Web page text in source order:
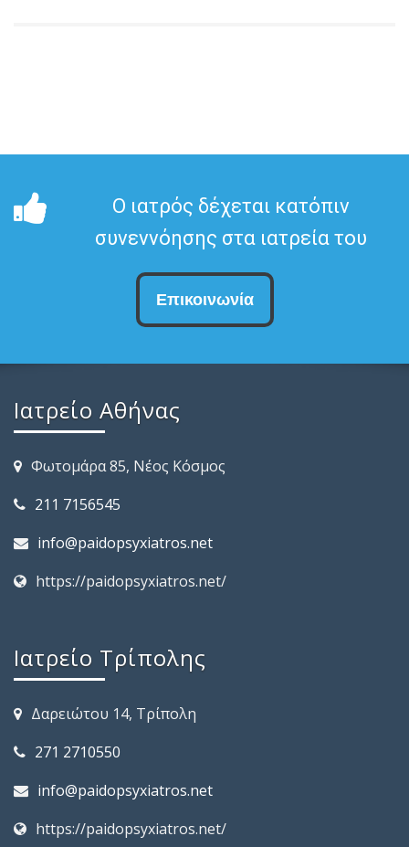
Ο ιατρός δέχεται κατόπιν
συνεννόησης στα ιατρεία του
Επικοινωνία
Ιατρείο Αθήνας
Φωτομάρα 85, Νέος Κόσμος
211 7156545
info@paidopsyxiatros.net
https://paidopsyxiatros.net/
Ιατρείο Τρίπολης
Δαρειώτου 14, Τρίπολη
271 2710550
info@paidopsyxiatros.net
https://paidopsyxiatros.net/